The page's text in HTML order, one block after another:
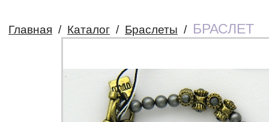
Главная / Каталог / Браслеты / БРАСЛЕТ